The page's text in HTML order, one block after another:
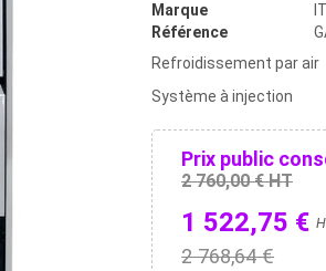
Marque
Référence
Refroidissement par air
Système à injection
Prix public
2 760,00 € HT
1 522,75 €
2 768,64 €